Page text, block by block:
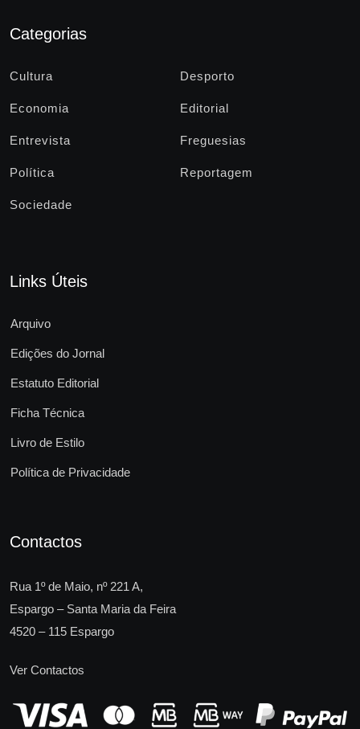
Categorias
Cultura Desporto
Economia Editorial
Entrevista Freguesias
Política Reportagem
Sociedade
Links Úteis
Arquivo
Edições do Jornal
Estatuto Editorial
Ficha Técnica
Livro de Estilo
Política de Privacidade
Contactos
Rua 1º de Maio, nº 221 A,
Espargo – Santa Maria da Feira
4520 – 115 Espargo
Ver Contactos